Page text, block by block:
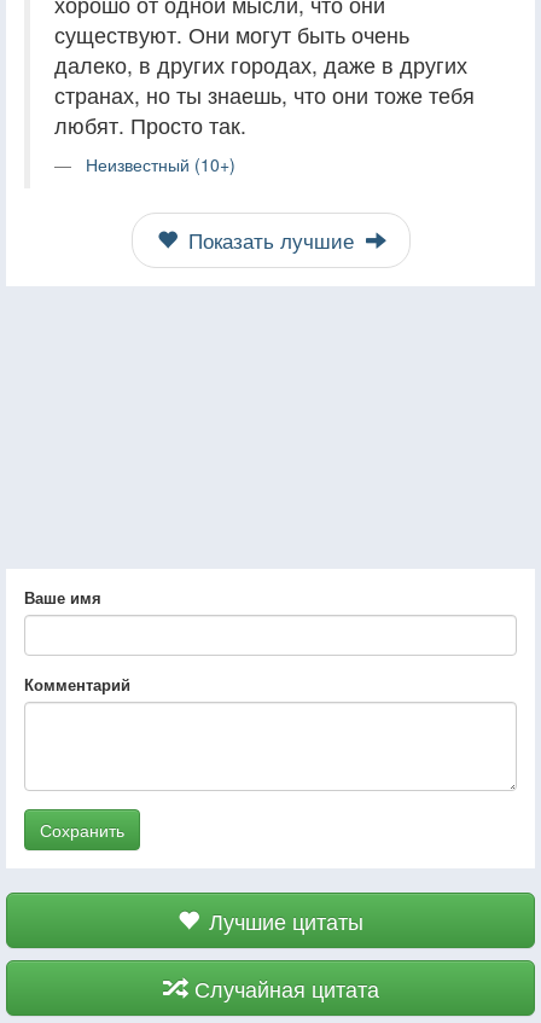
существуют. Они могут быть очень
далеко, в других городах, даже в других
странах, но ты знаешь, что они тоже тебя
любят. Просто так.
Неизвестный (10+)
Показать лучшие
Ваше имя
Комментарий
Сохранить
Лучшие цитаты
Случайная цитата